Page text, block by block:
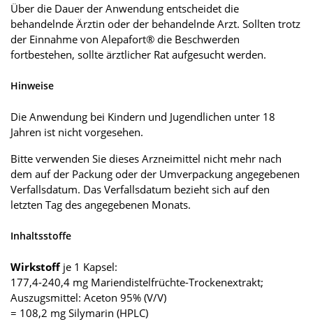
Über die Dauer der Anwendung entscheidet die
behandelnde Ärztin oder der behandelnde Arzt. Sollten trotz
der Einnahme von Alepafort® die Beschwerden
fortbestehen, sollte ärztlicher Rat aufgesucht werden.
Hinweise
Die Anwendung bei Kindern und Jugendlichen unter 18
Jahren ist nicht vorgesehen.
Bitte verwenden Sie dieses Arzneimittel nicht mehr nach
dem auf der Packung oder der Umverpackung angegebenen
Verfallsdatum. Das Verfallsdatum bezieht sich auf den
letzten Tag des angegebenen Monats.
Inhaltsstoffe
Wirkstoff je 1 Kapsel:
177,4-240,4 mg Mariendistelfrüchte-Trockenextrakt;
Auszugsmittel: Aceton 95% (V/V)
= 108,2 mg Silymarin (HPLC)